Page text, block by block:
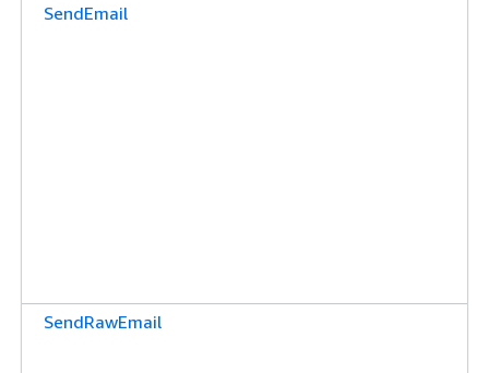
SendEmail
SendRawEmail